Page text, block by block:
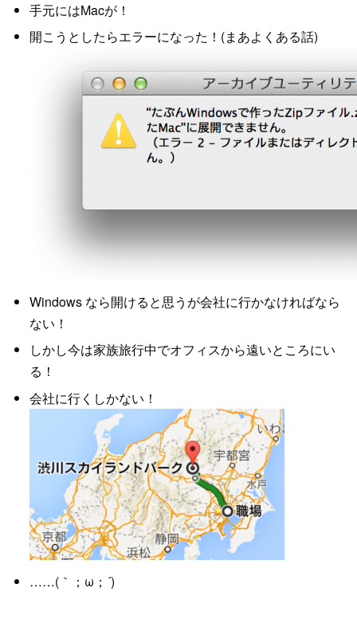
手元にはMacが！
開こうとしたらエラーになった！(まあよくある話)
Windows なら開けると思うが会社に行かなければなら
ない！
しかし今は家族旅行中でオフィスから遠いところにい
る！
会社に行くしかない！
……(｀；ω；´)